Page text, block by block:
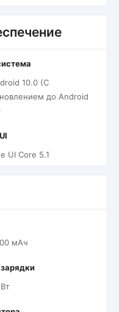
10.0 (С
до Android
UI Core 5.1
мАч